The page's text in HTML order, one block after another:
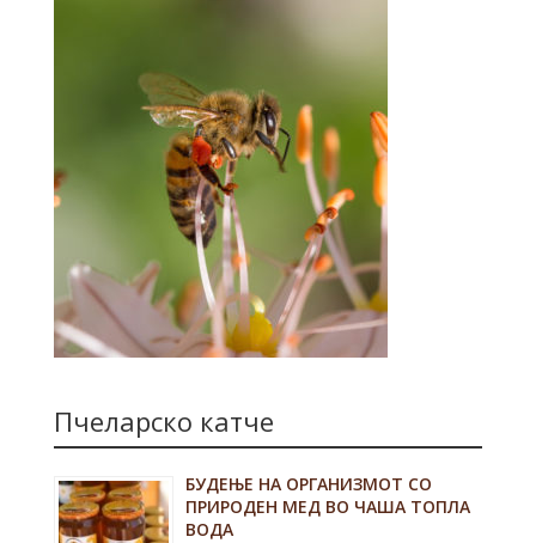
Пчеларско катче
БУДЕЊЕ НА ОРГАНИЗМОТ СО
ПРИРОДЕН МЕД ВО ЧАША ТОПЛА
ВОДА